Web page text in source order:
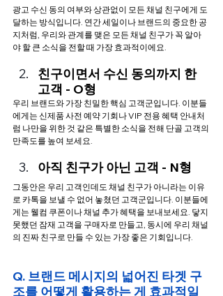
광고 수신 동의 여부와 상관없이 모든 채널 친구에게 도
달하는 방식입니다. 연간 세일이나 브랜드의 중요한 공
지처럼, 우리와 관계를 맺은 모든 채널 친구가 꼭 알아
야 할 큰 소식을 전할 때 가장 효과적이에요.
친구이면서 수신 동의까지 한
고객 - O형
우리 브랜드와 가장 친밀한 핵심 고객군입니다. 이분들
에게는 신제품 사전 예약 기회나 VIP 전용 혜택 안내처
럼 나만을 위한 것 같은 특별한 소식을 전해 단골 고객의
만족도를 높여 보세요.
아직 친구가 아닌 고객 - N형
그동안은 우리 고객인데도 채널 친구가 아니라는 이유
로 카톡을 보낼 수 없어 놓쳤던 고객군입니다. 이분들에
게는 웰컴 쿠폰이나 채널 추가 혜택을 보내보세요. 닿지
못했던 잠재 고객을 구매자로 만들고, 동시에 우리 채널
의 진짜 친구로 만들 수 있는 가장 좋은 기회입니다.
Q. 브랜드 메시지의 넓어진 타겟 구
조를 어떻게 활용하는 게 효과적일